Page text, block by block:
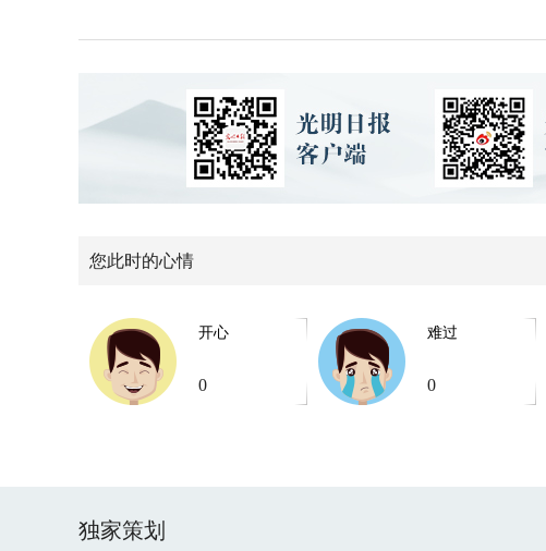
您此时的心情
开心
0
难过
0
独家策划